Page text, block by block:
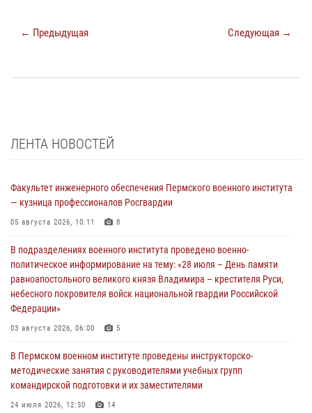
← Предыдущая Следующая →
ЛЕНТА НОВОСТЕЙ
Факультет инженерного обеспечения Пермского военного института
— кузница профессионалов Росгвардии
05 августа 2026, 10:11 8
В подразделениях военного института проведено военно-
политическое информирование на тему: «28 июля – День памяти
равноапостольного великого князя Владимира – крестителя Руси,
небесного покровителя войск национальной гвардии Российской
Федерации»
03 августа 2026, 06:00 5
В Пермском военном институте проведены инструкторско-
методические занятия с руководителями учебных групп
командирской подготовки и их заместителями
24 июля 2026, 12:30 14